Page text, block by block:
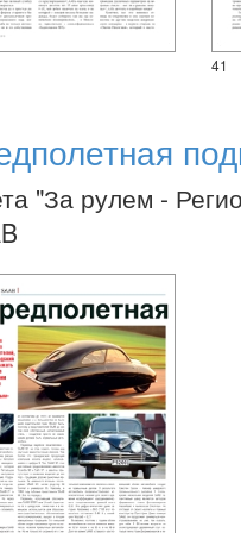
41
"За рулем -